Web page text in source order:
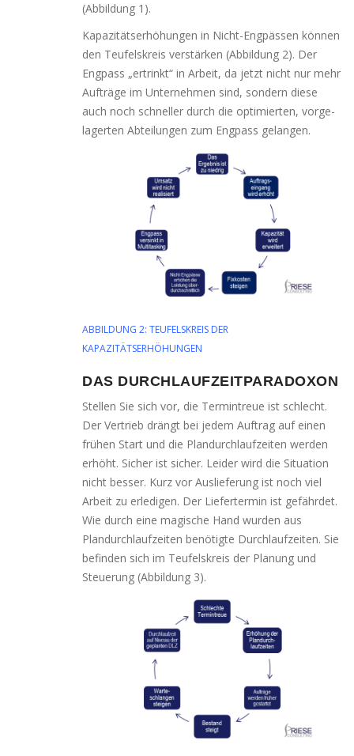
(Abbildung 1).
Kapazitätserhöhungen in Nicht-Engpässen kön­nen
den Teufelskreis ver­stär­ken (Abbildung 2). Der
Engpass „ertrinkt“ in Arbeit, da jetzt nicht nur mehr
Aufträge im Unternehmen sind, son­dern die­se
auch noch schnel­ler durch die opti­mier­ten, vor­ge­
la­ger­ten Abteilungen zum Engpass gelangen.
ABBILDUNG 2: TEUFELSKREIS DER
KAPAZITÄTSERHÖHUNGEN
DAS DURCHLAUFZEITPARADOXON
Stellen Sie sich vor, die Termintreue ist schlecht.
Der Vertrieb drängt bei jedem Auftrag auf einen
frü­hen Start und die Plandurchlaufzeiten wer­den
erhöht. Sicher ist sicher. Leider wird die Situation
nicht bes­ser. Kurz vor Auslieferung ist noch viel
Arbeit zu erle­di­gen. Der Liefertermin ist gefähr­det.
Wie durch eine magi­sche Hand wur­den aus
Plandurchlaufzeiten benö­tig­te Durchlaufzeiten. Sie
befin­den sich im Teufelskreis der Planung und
Steuerung (Abbildung 3).